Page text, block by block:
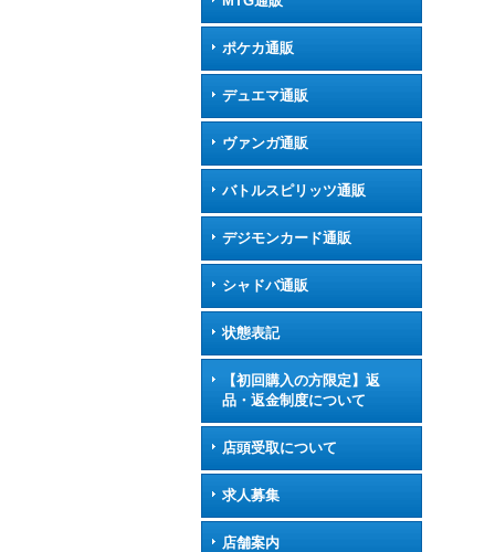
ポケカ通販
デュエマ通販
ヴァンガ通販
バトルスピリッツ通販
デジモンカード通販
シャドバ通販
状態表記
【初回購入の方限定】返
品・返金制度について
店頭受取について
求人募集
店舗案内